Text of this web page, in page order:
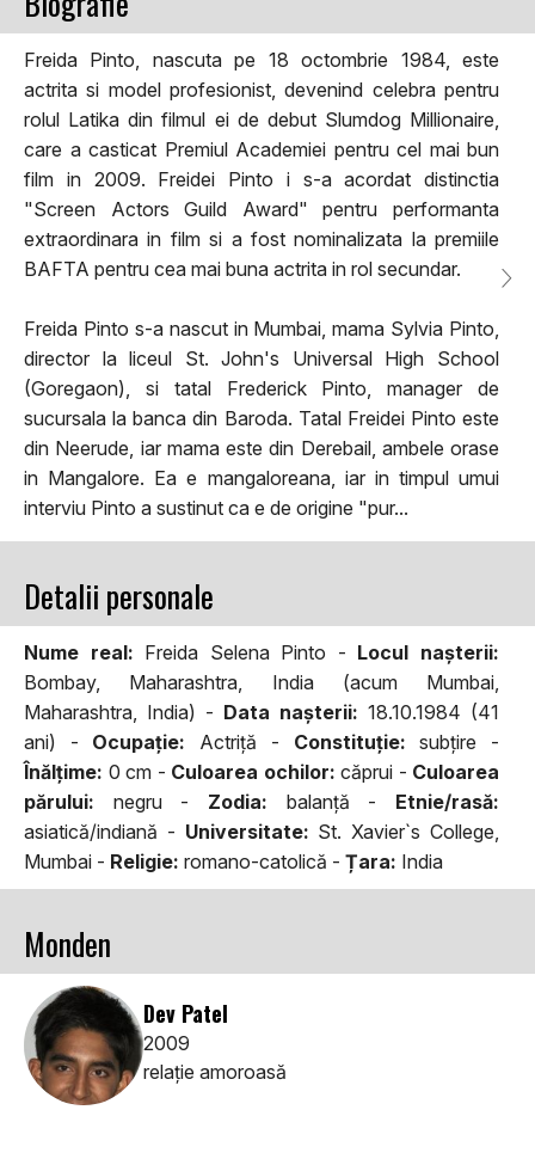
Freida Pinto, nascuta pe 18 octombrie 1984, este
actrita si model profesionist, devenind celebra pentru
rolul Latika din filmul ei de debut Slumdog Millionaire,
care a casticat Premiul Academiei pentru cel mai bun
film in 2009. Freidei Pinto i s-a acordat distinctia
"Screen Actors Guild Award" pentru performanta
extraordinara in film si a fost nominalizata la premiile
BAFTA pentru cea mai buna actrita in rol secundar.
Freida Pinto s-a nascut in Mumbai, mama Sylvia Pinto,
director la liceul St. John's Universal High School
(Goregaon), si tatal Frederick Pinto, manager de
sucursala la banca din Baroda. Tatal Freidei Pinto este
din Neerude, iar mama este din Derebail, ambele orase
in Mangalore. Ea e mangaloreana, iar in timpul umui
interviu Pinto a sustinut ca e de origine "pur...
Detalii personale
Nume real: Freida Selena Pinto - Locul naşterii:
Bombay, Maharashtra, India (acum Mumbai,
Maharashtra, India) - Data naşterii: 18.10.1984 (41
ani) - Ocupaţie: Actriță - Constituţie: subțire -
Înălţime: 0 cm - Culoarea ochilor: căprui - Culoarea
părului: negru - Zodia: balanță - Etnie/rasă:
asiatică/indiană - Universitate: St. Xavier`s College,
Mumbai - Religie: romano-catolică - Țara: India
Monden
Dev Patel
2009
relaţie amoroasă